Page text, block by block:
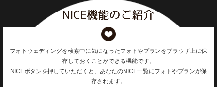
フォトウェディングを検索中に気になったフォトやプランをブラウザ上に保
存しておくことができる機能です。
NICEボタンを押していただくと、あなたのNICE一覧にフォトやプランが保
存されます。